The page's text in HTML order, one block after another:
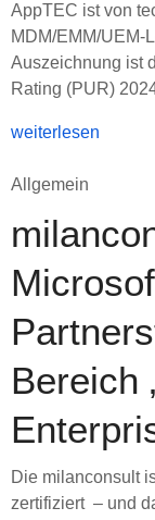
AppTEC ist von
MDM/EMM/UEM-
Auszeichnung ist
Rating (PUR)
weiterlesen
Allgemein
Bereich
Die milanconsult
zertifiziert – und